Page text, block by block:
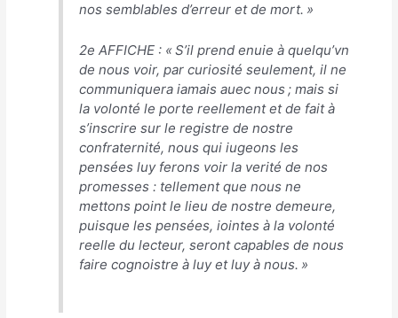
nos semblables d’erreur et de mort. »
2e AFFICHE : «S’il prend enuie à quelqu’vn
de nous voir, par curiosité seulement, il ne
communiquera iamais auec nous ; mais si
la volonté le porte reellement et de fait à
s’inscrire sur le registre de nostre
confraternité, nous qui iugeons les
pensées luy ferons voir la verité de nos
promesses : tellement que nous ne
mettons point le lieu de nostre demeure,
puisque les pensées, iointes à la volonté
reelle du lecteur, seront capables de nous
faire cognoistre à luy et luy à nous. »